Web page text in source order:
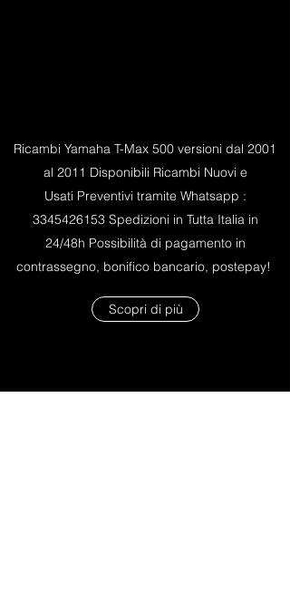
Ricambi Yamaha T-Max 500 versioni dal 2001
al 2011 Disponibili Ricambi Nuovi e
Usati Preventivi tramite Whatsapp :
3345426153Spedizioni in Tutta Italia in
24/48h Possibilità di pagamento in
contrassegno, bonifico bancario, postepay!
Scopri di più